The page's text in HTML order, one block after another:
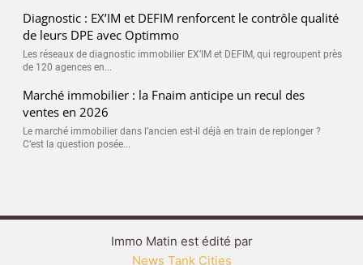
Diagnostic : EX’IM et DEFIM renforcent le contrôle qualité
de leurs DPE avec Optimmo
Les réseaux de diagnostic immobilier EX’IM et DEFIM, qui regroupent près
de 120 agences en...
Marché immobilier : la Fnaim anticipe un recul des
ventes en 2026
Le marché immobilier dans l’ancien est-il déjà en train de replonger ?
C’est la question posée...
Immo Matin est édité par
News Tank Cities